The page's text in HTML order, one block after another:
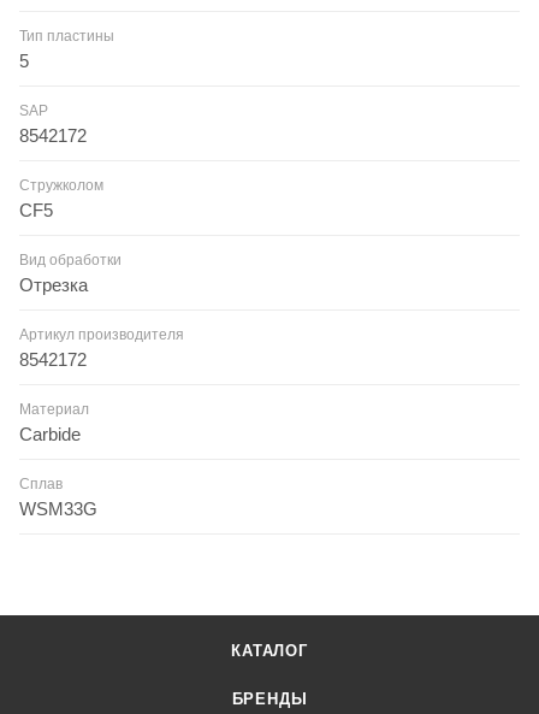
Тип пластины
5
SAP
8542172
Стружколом
CF5
Вид обработки
Отрезка
Артикул производителя
8542172
Материал
Carbide
Сплав
WSM33G
КАТАЛОГ
БРЕНДЫ